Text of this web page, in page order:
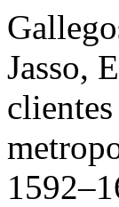
Jasso,